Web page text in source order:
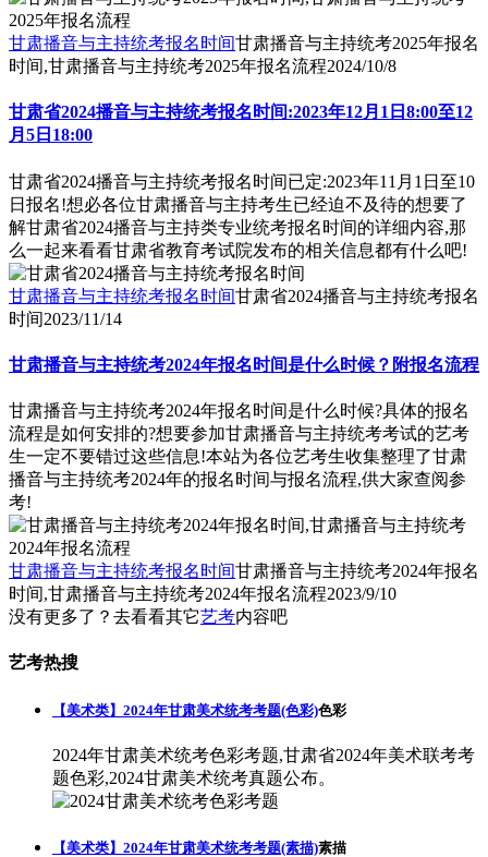
甘肃播音与主持统考报名时间甘肃播音与主持统考2025年报名
时间,甘肃播音与主持统考2025年报名流程2024/10/8
甘肃省2024播音与主持统考报名时间:2023年12月1日8:00至12
月5日18:00
甘肃省2024播音与主持统考报名时间已定:2023年11月1日至10
日报名!想必各位甘肃播音与主持考生已经迫不及待的想要了
解甘肃省2024播音与主持类专业统考报名时间的详细内容,那
么一起来看看甘肃省教育考试院发布的相关信息都有什么吧!
甘肃播音与主持统考报名时间甘肃省2024播音与主持统考报名
时间2023/11/14
甘肃播音与主持统考2024年报名时间是什么时候？附报名流程
甘肃播音与主持统考2024年报名时间是什么时候?具体的报名
流程是如何安排的?想要参加甘肃播音与主持统考考试的艺考
生一定不要错过这些信息!本站为各位艺考生收集整理了甘肃
播音与主持统考2024年的报名时间与报名流程,供大家查阅参
考!
甘肃播音与主持统考报名时间甘肃播音与主持统考2024年报名
时间,甘肃播音与主持统考2024年报名流程2023/9/10
没有更多了？去看看其它艺考内容吧
艺考热搜
【美术类】2024年甘肃美术统考考题(色彩)色彩
2024年甘肃美术统考色彩考题,甘肃省2024年美术联考考
题色彩,2024甘肃美术统考真题公布。
【美术类】2024年甘肃美术统考考题(素描)素描